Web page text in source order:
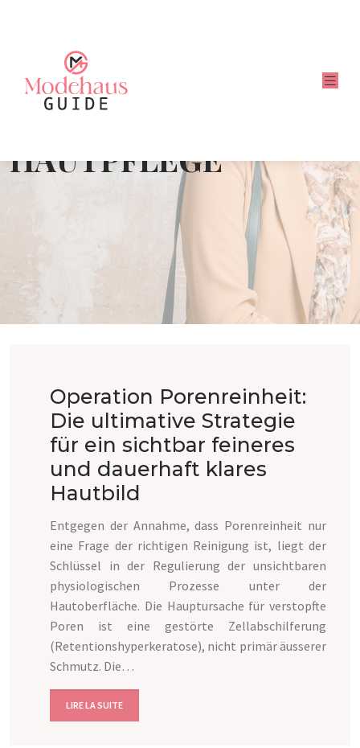
HAUTPFLEGE
Operation Porenreinheit:
Die ultimative Strategie
für ein sichtbar feineres
und dauerhaft klares
Hautbild
Entgegen der Annahme, dass Porenreinheit nur
eine Frage der richtigen Reinigung ist, liegt der
Schlüssel in der Regulierung der unsichtbaren
physiologischen Prozesse unter der
Hautoberfläche. Die Hauptursache für verstopfte
Poren ist eine gestörte Zellabschilferung
(Retentionshyperkeratose), nicht primär äusserer
Schmutz. Die…
LIRE LA SUITE